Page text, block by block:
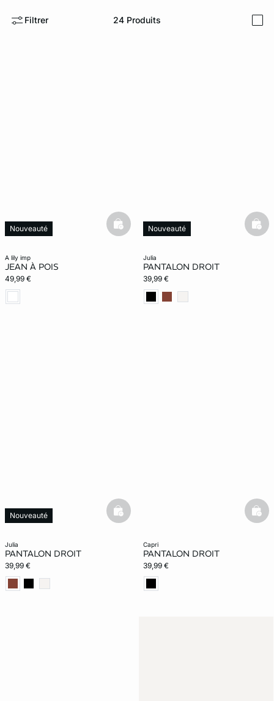
Filtrer 24 Produits
a lily imp
JEAN À POIS
49,99 €
Nouveauté basketfull
julia
PANTALON DROIT
39,99 €
Nouveauté
julia
PANTALON DROIT
39,99 €
Nouveauté basketfull
capri
PANTALON DROIT
39,99 €